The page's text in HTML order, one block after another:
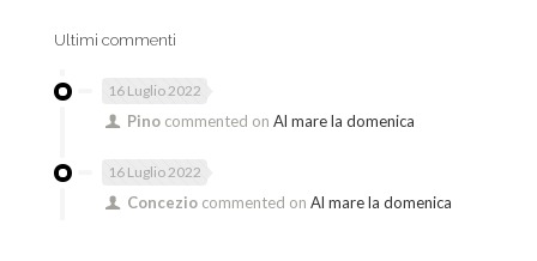
Ultimi commenti
16 Luglio 2022
Pino commented onAl mare la domenica
16 Luglio 2022
Concezio commented onAl mare la domenica